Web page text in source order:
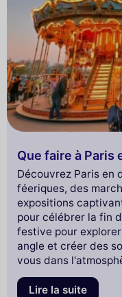
Que faire à Paris
Découvrez Paris en
féeriques, des
expositions
pour célébrer la fin
festive pour
angle et créer des
vous dans
2026 et
dès maintenant !
Lire la suite